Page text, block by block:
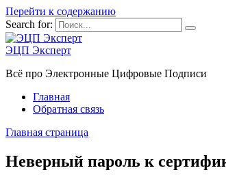
Перейти к содержанию
Search for:
ЭЦП Эксперт
Всё про Электронные Цифровые Подписи
Главная
Обратная связь
Главная страница
Неверный пароль к